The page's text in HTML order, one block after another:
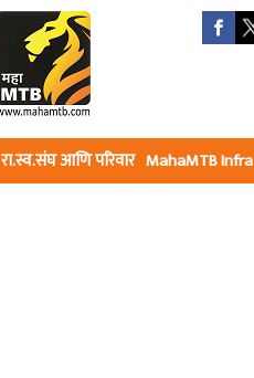
रा.स्व.संघ आणि परिवार MahaMTB Infra